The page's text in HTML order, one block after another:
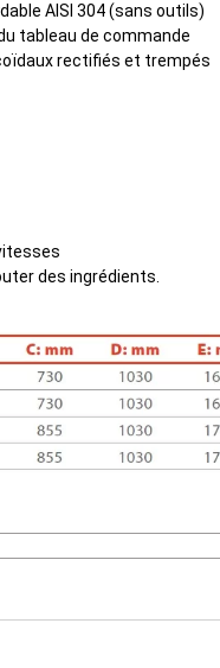
AISI 304 (sans outils)
tableau de commande
rectifiés et trempés
des ingrédients.